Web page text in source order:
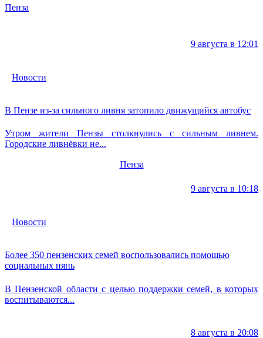
Пенза
9 августа в 12:01
Новости
В Пензе из-за сильного ливня затопило движущийся автобус
Утром жители Пензы столкнулись с сильным ливнем.
Городские ливнёвки не...
Пенза
9 августа в 10:18
Новости
Более 350 пензенских семей воспользовались помощью
социальных нянь
В Пензенской области с целью поддержки семей, в которых
воспитываются...
8 августа в 20:08